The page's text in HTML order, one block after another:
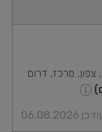
צפון, מרכז, דרום
06.08.2026